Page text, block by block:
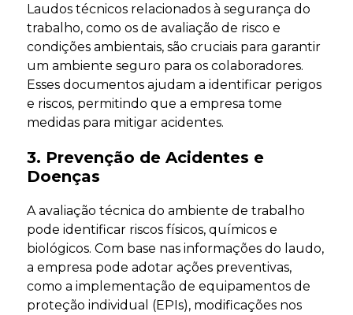
Laudos técnicos relacionados à segurança do
trabalho, como os de avaliação de risco e
condições ambientais, são cruciais para garantir
um ambiente seguro para os colaboradores.
Esses documentos ajudam a identificar perigos
e riscos, permitindo que a empresa tome
medidas para mitigar acidentes.
3. Prevenção de Acidentes e
Doenças
A avaliação técnica do ambiente de trabalho
pode identificar riscos físicos, químicos e
biológicos. Com base nas informações do laudo,
a empresa pode adotar ações preventivas,
como a implementação de equipamentos de
proteção individual (EPIs), modificações nos